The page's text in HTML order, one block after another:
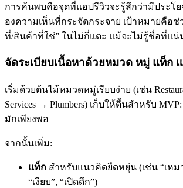
การค้นพบคือจุดที่แอปรีวิวจะรู้สึกว่ามีประโ
องความเห็นที่กระจัดกระจาย เป้าหมายคือช่
ที่/สินค้าที่ใช่” ในไม่กี่แตะ แม้จะไม่รู้ชื่อที่แน่
จัดระเบียบเนื้อหาด้วยหมวด หมู่ แท็ก
เริ่มด้วยต้นไม้หมวดหมู่เรียบง่าย (เช่น
Services → Plumbers) เก็บให้ตื้นสำหรับ
มักเพียงพอ
จากนั้นเพิ่ม:
แท็ก สำหรับแนวคิดยืดหยุ่น (เช่น “เหม
“เงียบ”, “เปิดดึก”)